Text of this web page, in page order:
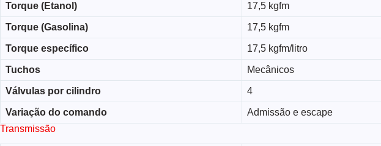
Torque (Etanol) 17,5 kgfm
Torque (Gasolina) 17,5 kgfm
Torque específico 17,5 kgfm/litro
Tuchos Mecânicos
Válvulas por cilindro 4
Variação do comando
Admissão e escape
Transmissão